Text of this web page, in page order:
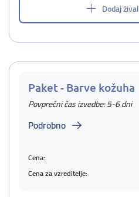
Dodaj žival
Paket - Barve kožuha
Povprečni čas izvedbe: 5-6 dni
Podrobno
Cena:
Cena za vzreditelje: